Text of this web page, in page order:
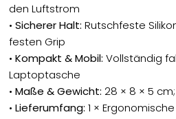
den Luftstrom
• Sicherer Halt: Rutschfeste
festen Grip
• Kompakt & Mobil: Vollständig
Laptoptasche
• Maße & Gewicht: 28 × 8 × 5
• Lieferumfang: 1 ×